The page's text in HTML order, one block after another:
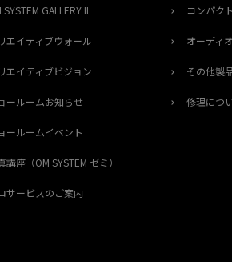
SYSTEM GALLERY II
エイティブウォール
エイティブビジョン
ールームお知らせ
ールームイベント
講座（OM SYSTEM ゼミ）
サービスのご案内
コンパク
オーディオ
その他製
修理につ